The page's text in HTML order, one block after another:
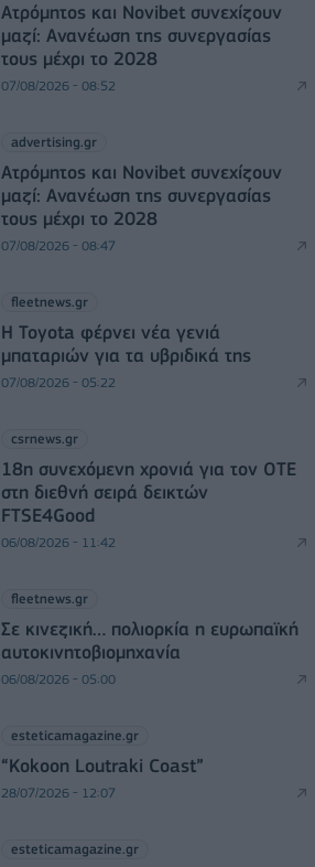
Ατρόμητος και Novibet συνεχίζουν
μαζί: Ανανέωση της συνεργασίας
τους μέχρι το 2028
07/08/2026 - 08:52
advertising.gr
Ατρόμητος και Novibet συνεχίζουν
μαζί: Ανανέωση της συνεργασίας
τους μέχρι το 2028
07/08/2026 - 08:47
fleetnews.gr
Η Toyota φέρνει νέα γενιά
μπαταριών για τα υβριδικά της
07/08/2026 - 05:22
csrnews.gr
18η συνεχόμενη χρονιά για τον ΟΤΕ
στη διεθνή σειρά δεικτών
FTSE4Good
06/08/2026 - 11:42
fleetnews.gr
Σε κινεζική… πολιορκία η ευρωπαϊκή
αυτοκινητοβιομηχανία
06/08/2026 - 05:00
esteticamagazine.gr
“Kokoon Loutraki Coast”
28/07/2026 - 12:07
esteticamagazine.gr